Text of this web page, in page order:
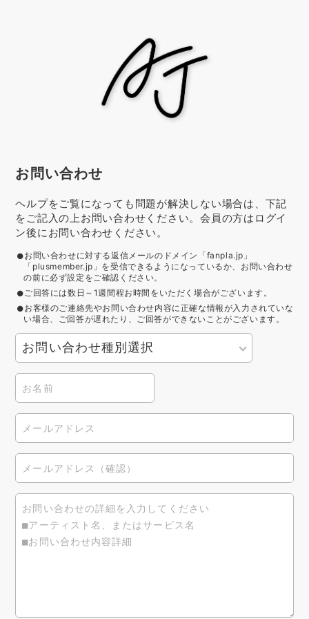
お問い合わせ
ヘルプをご覧になっても問題が解決しない場合は、下記
をご記入の上お問い合わせください。会員の方はログイ
ン後にお問い合わせください。
お問い合わせに対する返信メールのドメイン「fanpla.jp」
「plusmember.jp」を受信できるようになっているか、お問い合わせ
の前に必ず設定をご確認ください。
ご回答には数日～1週間程お時間をいただく場合がございます。
お客様のご連絡先やお問い合わせ内容に正確な情報が入力されていな
い場合、ご回答が遅れたり、ご回答ができないことがございます。